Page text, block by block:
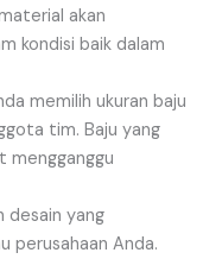
akan
kondisi baik dalam
memilih ukuran baju
tim. Baju yang
mengganggu
desain yang
perusahaan Anda.